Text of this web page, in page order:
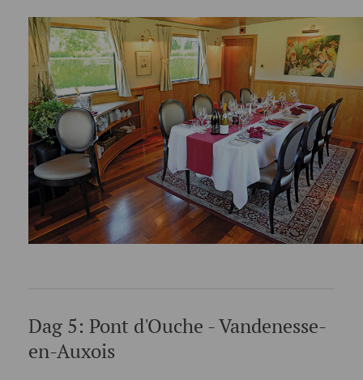
Dag 5: Pont d'Ouche - Vandenesse-
en-Auxois